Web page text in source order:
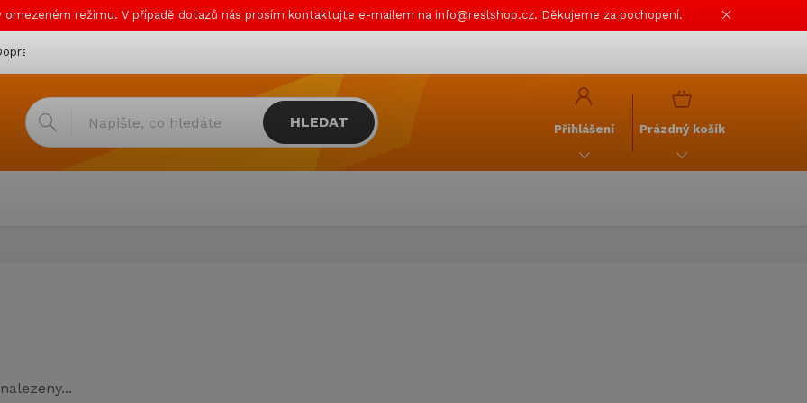
režimu. V případě dotazů nás prosím kontaktujte e-mailem na info@reslshop.cz. Děkujeme za pochopení.
& platba
HLEDAT Přihlášení
NÁKUPNÍ
Prázdný košík